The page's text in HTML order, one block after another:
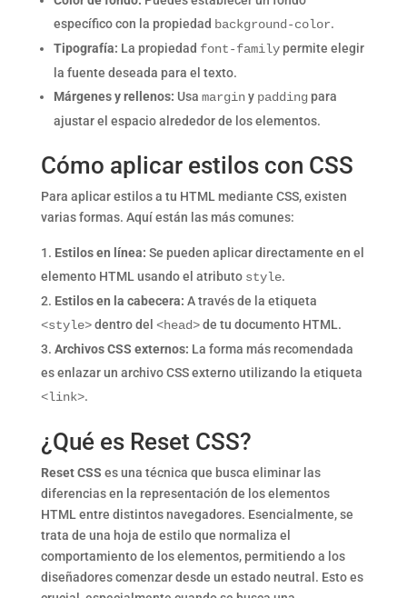
específico con la propiedad background-color.
Tipografía: La propiedad font-familypermite elegir
la fuente deseada para el texto.
Márgenes y rellenos: Usa marginy paddingpara
ajustar el espacio alrededor de los elementos.
Cómo aplicar estilos con CSS
Para aplicar estilos a tu HTML mediante CSS, existen
varias formas. Aquí están las más comunes:
Estilos en línea: Se pueden aplicar directamente en el
elemento HTML usando el atributo style.
Estilos en la cabecera: A través de la etiqueta
<style>dentro del <head>de tu documento HTML.
Archivos CSS externos: La forma más recomendada
es enlazar un archivo CSS externo utilizando la etiqueta
<link>.
¿Qué es Reset CSS?
Reset CSS es una técnica que busca eliminar las
diferencias en la representación de los elementos
HTML entre distintos navegadores. Esencialmente, se
trata de una hoja de estilo que normaliza el
comportamiento de los elementos, permitiendo a los
diseñadores comenzar desde un estado neutral. Esto es